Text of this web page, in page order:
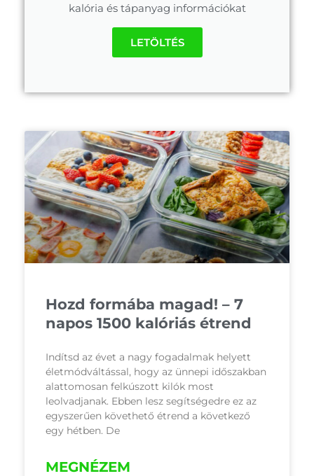
kalória és tápanyag információkat
LETÖLTÉS
Hozd formába magad! – 7
napos 1500 kalóriás étrend
Indítsd az évet a nagy fogadalmak helyett
életmódváltással, hogy az ünnepi időszakban
alattomosan felkúszott kilók most
leolvadjanak. Ebben lesz segítségedre ez az
egyszerűen követhető étrend a következő
egy hétben. De
MEGNÉZEM